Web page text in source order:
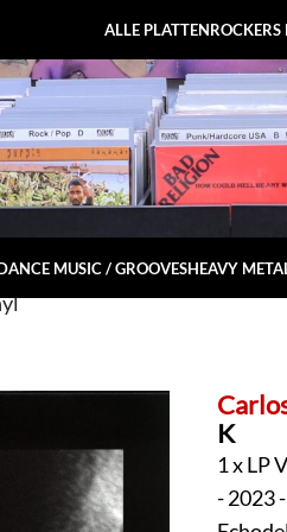
ALLE PLATTENROCKERS
MUSIC / GROOVESHEAVY
K
1 x LP
- 2023